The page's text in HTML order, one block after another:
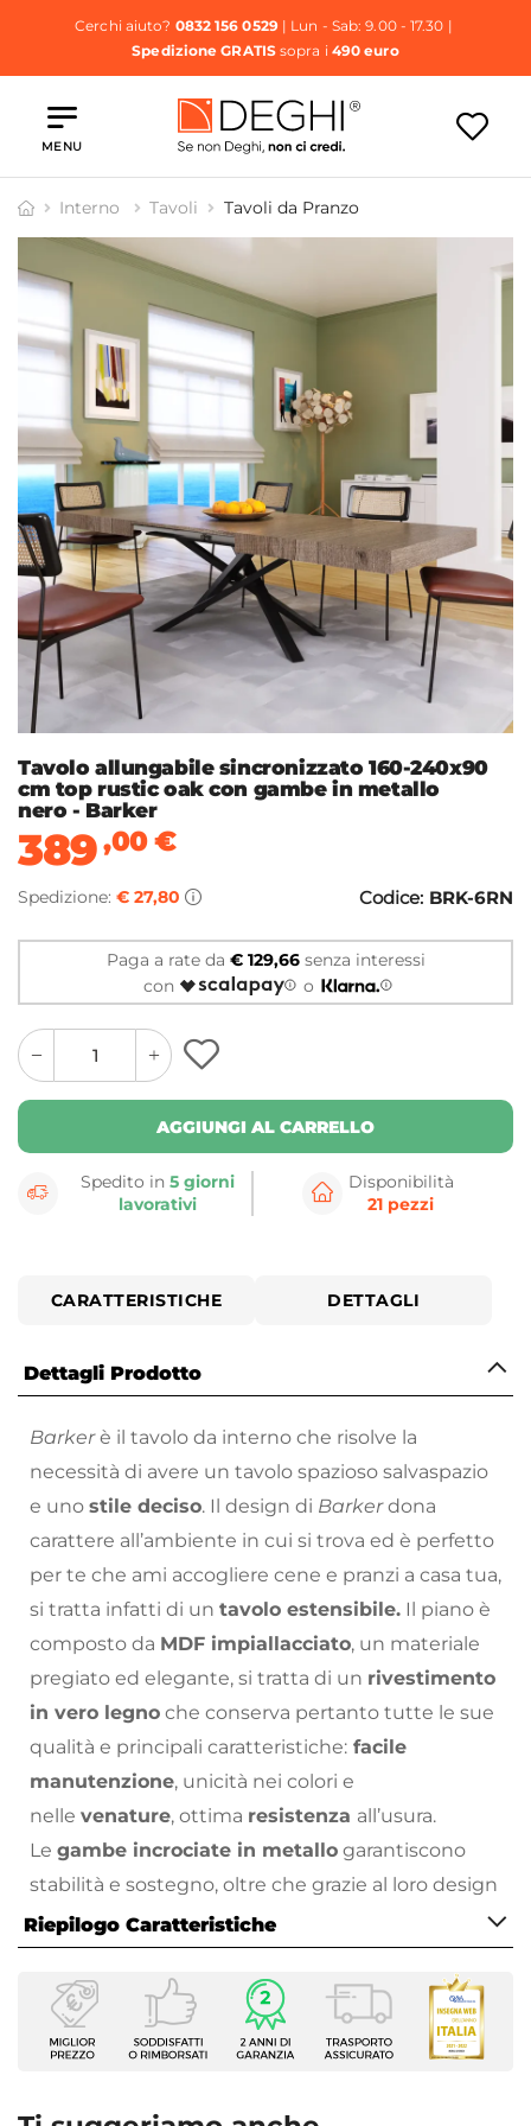
Cerchi aiuto? 0832 156 0529| Lun - Sab: 9.00 - 17.30 |
Spedizione GRATISsopra i 490 euro
MENU
Interno Tavoli Tavoli da Pranzo
Tavolo allungabile sincronizzato 160-240x90
cm top rustic oak con gambe in metallo
nero - Barker
389,00€
Spedizione: € 27,80 Codice: BRK-6RN
Paga a rate da € 129,66senza interessi
con
o
quantity
button
quantity
minus
button
AGGIUNGI AL CARRELLO
Spedito in5 giorni
lavorativi
Disponibilità
21 pezzi
CARATTERISTICHE DETTAGLI
Dettagli Prodotto
Barkerè il tavolo da interno che risolve la
necessità di avere un tavolo spazioso salvaspazio
e uno stile deciso. Il design di Barkerdona
carattere all’ambiente in cui si trova ed è perfetto
per te che ami accogliere cene e pranzi a casa tua,
si tratta infatti di un tavolo estensibile. Il piano è
composto da MDF impiallacciato, un materiale
pregiato ed elegante, si tratta di un rivestimento
in vero legno che conserva pertanto tutte le sue
qualità e principali caratteristiche: facile
manutenzione, unicità nei colori e
nelle venature, ottima resistenza all’usura.
Le gambe incrociate in metallo garantiscono
stabilità e sostegno, oltre che grazie al loro design
non intralciano i movimenti dei
commensali.Barkerrinnoverà con praticità e stile
la tua sala da pranzo: il top nasconde le allunghe e
in più un
vano contenitore
perfetto per riporre
stoviglie e posate aggiuntive da tirar fuori al
Riepilogo Caratteristiche
Caratteristiche
Serie
Barker
Tavolo allungabile